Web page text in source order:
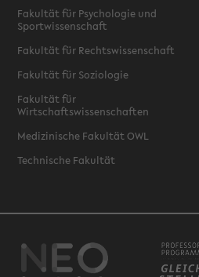
Fakultät für Psychologie und
Sportwissenschaft
Fakultät für Rechtswissenschaft
Fakultät für Soziologie
Fakultät für
Wirtschaftswissenschaften
Medizinische Fakultät OWL
Technische Fakultät